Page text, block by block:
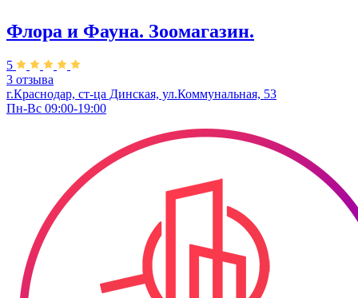
Флора и Фауна. Зоомагазин.
5
3 отзыва
г.Краснодар, ст-ца Динская, ул.Коммунальная, 53
Пн-Вс 09:00-19:00